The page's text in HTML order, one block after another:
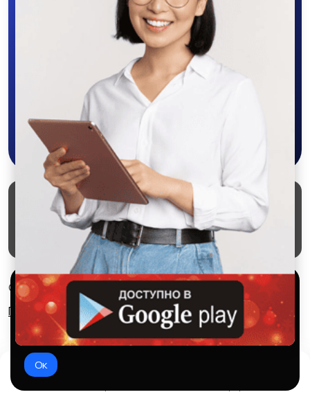
Скачайте приложение в Google Play –
крутите колесо фортуны, выигрывайте
бонусы, удобно ищите и размещайте
объявления - все это в нашем мобильном
приложении SALEX!
Скачать в Google Play
Маркеты Блог
О проекте
Служба поддержки
Удаление аккаунта
Партнерка
© 2026 SALEX МАРКЕТ
Правила сервиса
Конфиденциальность
Используем куки и рекомендательные
технологии
Это чтобы сайт работал лучше. Оставаясь с нами, вы
соглашаетесь на использование файлов куки.
Ок